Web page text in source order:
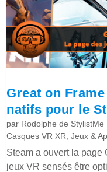
Great on
natifs pour le
par Rodolphe de StylistMe
Casques VR XR ,Jeux &
Steam a ouvert la page
jeux VR sensés être